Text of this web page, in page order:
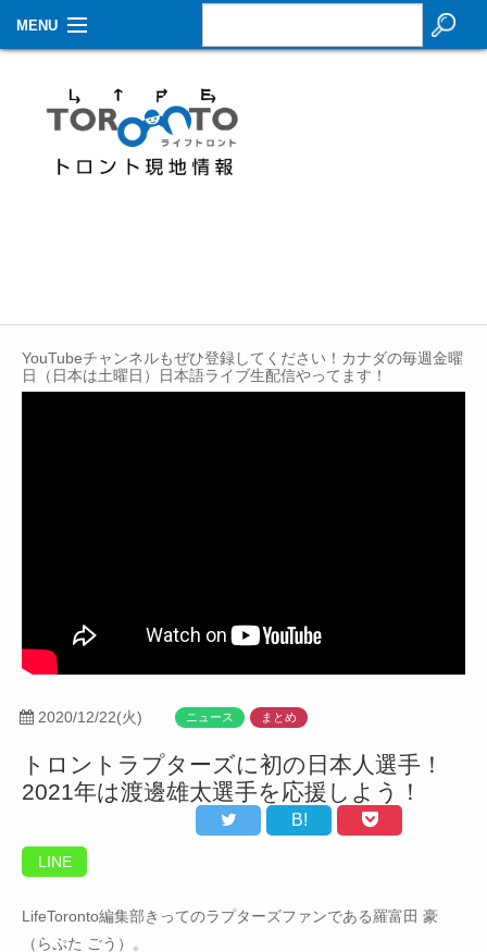
MENU
生活情報
その他
Contact
YouTubeチャンネルもぜひ登録してください！カナダの毎週金曜
日（日本は土曜日）日本語ライブ生配信やってます！
2020/12/22(火) ニュース まとめ
トロントラプターズに初の日本人選手！
2021年は渡邊雄太選手を応援しよう！
B!
LINE
LifeToronto編集部きってのラプターズファンである羅富田 豪
（らぷた ごう）。